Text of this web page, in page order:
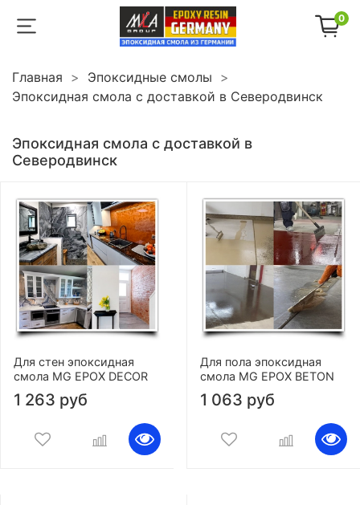
0
Главная
Эпоксидные смолы
Эпоксидная смола с доставкой в Северодвинск
Эпоксидная смола с доставкой в
Северодвинск
Для стен эпоксидная
смола MG EPOX DECOR
1 263 руб
Для пола эпоксидная
смола MG EPOX BETON
1 063 руб